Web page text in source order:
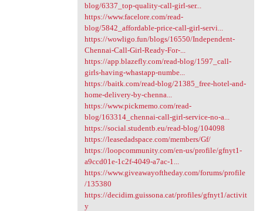
blog/6337_top-quality-call-girl-ser...
https://www.facelore.com/read-
blog/5842_affordable-price-call-girl-servi...
https://wowligo.fun/blogs/16550/Independent-
Chennai-Call-Girl-Ready-For-...
https://app.blazefly.com/read-blog/1597_call-
girls-having-whastapp-numbe...
https://baitk.com/read-blog/21385_free-hotel-and-
home-delivery-by-chenna...
https://www.pickmemo.com/read-
blog/163314_chennai-call-girl-service-no-a...
https://social.studentb.eu/read-blog/104098
https://leasedadspace.com/members/Gf/
https://loopcommunity.com/en-us/profile/gfnyt1-
a9ccd01e-1c2f-4049-a7ac-1...
https://www.giveawayoftheday.com/forums/profile
/135380
https://decidim.guissona.cat/profiles/gfnyt1/activit
y